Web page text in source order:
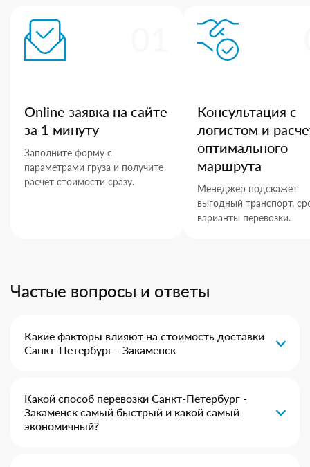
Online заявка на сайте
за 1 минуту
Заполните форму с
параметрами груза и получите
расчет стоимости сразу.
Консультация с
логистом и
оптимального
маршрута
Менеджер подскажет
выгодный транспорт,
варианты перевозки.
Частые вопросы и ответы
Какие факторы влияют на стоимость доставки
Санкт-Петербург - Закаменск
Какой способ перевозки Санкт-Петербург -
Закаменск самый быстрый и какой самый
экономичный?